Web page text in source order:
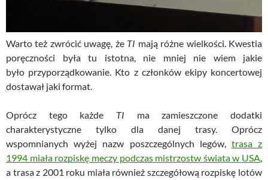
Warto też zwrócić uwagę, że TI mają różne wielkości. Kwestia
poręczności była tu istotna, nie mniej nie wiem jakie
było przyporządkowanie. Kto z członków ekipy koncertowej
dostawał jaki format.
Oprócz tego każde TI ma zamieszczone dodatki
charakterystyczne tylko dla danej trasy. Oprócz
wspomnianych wyżej nazw poszczególnych legów, trasa z
1994 miała rozpiskę meczy podczas mistrzostw świata w USA,
a trasa z 2001 roku miała również szczegółową rozpiskę lotów